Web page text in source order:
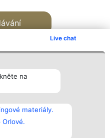
Live chat
na
materiály.
všech
Kontakt